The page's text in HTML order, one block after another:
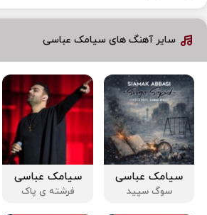
سایر آهنگ های سیامک عباسی
سیامک عباسی
سوگ سپید
سیامک عباسی
فرشته ی پاک